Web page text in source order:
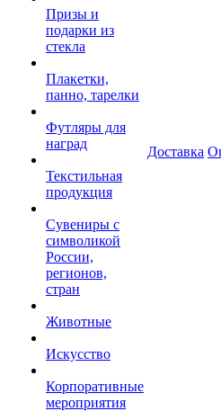
Призы и
подарки из
стекла
Плакетки,
панно, тарелки
Футляры для
наград
Текстильная
продукция
Сувениры с
символикой
России,
регионов,
стран
Животные
Искусство
Корпоративные
мероприятия
Доставка